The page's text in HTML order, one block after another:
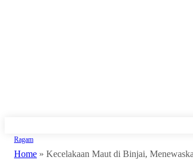
Ragam
Home » Kecelakaan Maut di Binjai,